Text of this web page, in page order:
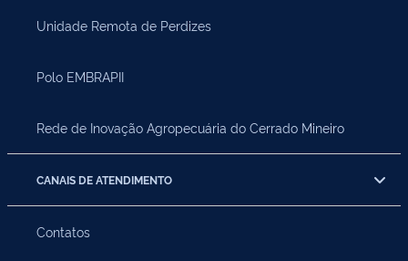
Unidade Remota de Perdizes
Polo EMBRAPII
Rede de Inovação Agropecuária do Cerrado Mineiro
CANAIS DE ATENDIMENTO
Contatos